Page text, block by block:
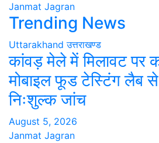
Janmat Jagran
Trending News
Uttarakhand उत्तराखण्ड
कांवड़ मेले में मिलावट पर
मोबाइल फूड टेस्टिंग लैब से
निःशुल्क जांच
August 5, 2026
Janmat Jagran